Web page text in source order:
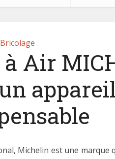
Bricolage
Air
appareil
Michelin est une marque